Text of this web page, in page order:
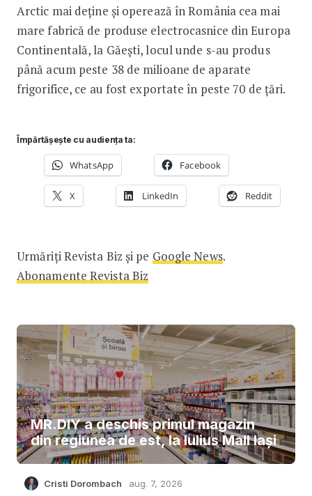
Arctic mai deține și operează în România cea mai
mare fabrică de produse electrocasnice din Europa
Continentală, la Găești, locul unde s-au produs
până acum peste 38 de milioane de aparate
frigorifice, ce au fost exportate în peste 70 de țări.
Împărtășește cu audiența ta:
WhatsApp Facebook
X LinkedIn Reddit
Urmăriți Revista Biz și pe Google News.
Abonamente Revista Biz
MR.DIY a deschis primul magazin
din regiunea de est, la Iulius Mall Iași
Cristi Dorombach aug. 7, 2026